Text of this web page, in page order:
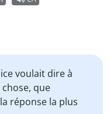
voulait dire à
que
réponse la plus